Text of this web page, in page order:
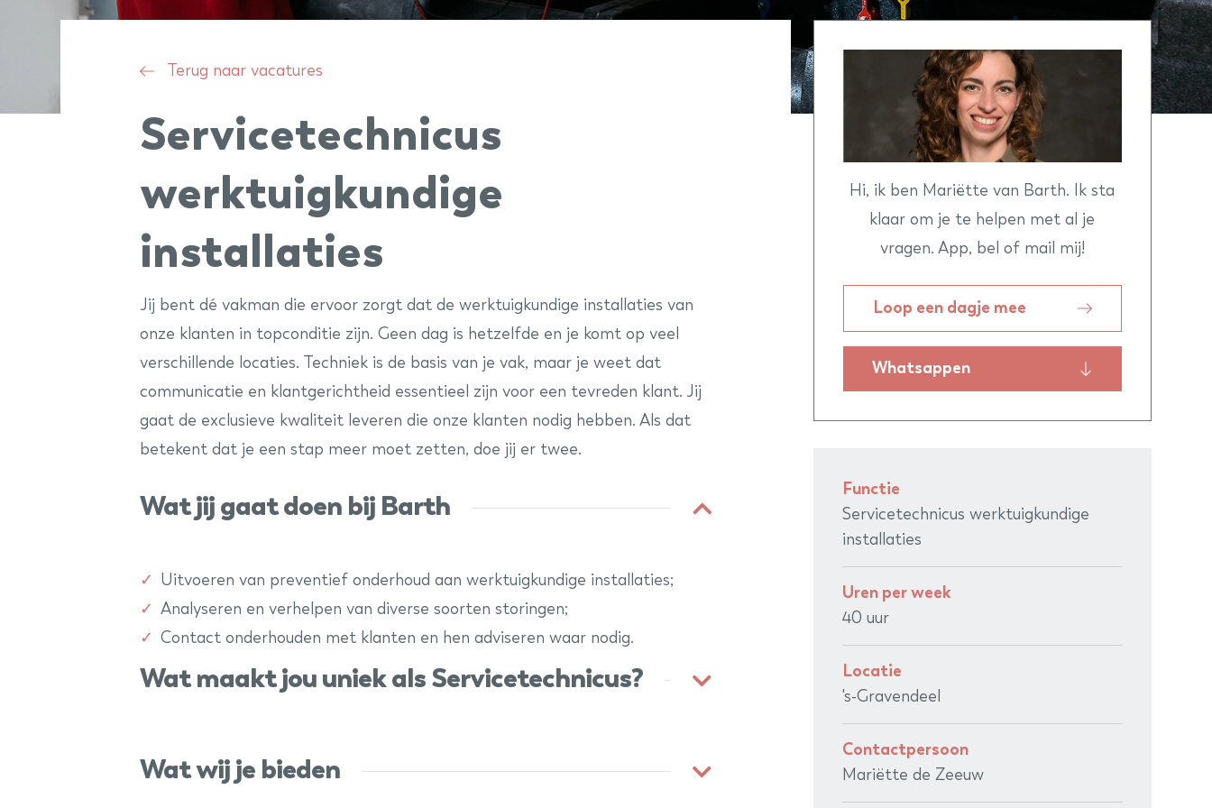
Terug naar vacatures
Servicetechnicus
werktuigkundige
installaties
Jij bent dé vakman die ervoor zorgt dat de werktuigkundige installaties van
onze klanten in topconditie zijn. Geen dag is hetzelfde en je komt op veel
verschillende locaties. Techniek is de basis van je vak, maar je weet dat
communicatie en klantgerichtheid essentieel zijn voor een tevreden klant. Jij
gaat de exclusieve kwaliteit leveren die onze klanten nodig hebben. Als dat
betekent dat je een stap meer moet zetten, doe jij er twee.
Hi, ik ben Mariëtte van Barth. Ik sta
klaar om je te helpen met al je
vragen. App, bel of mail mij!
Loop een dagje mee
Whatsappen
Functie
Servicetechnicus werktuigkundige
installaties
Uren per week
40 uur
Locatie
's-Gravendeel
Contactpersoon
Mariëtte de Zeeuw
Wat jij gaat doen bij Barth
Uitvoeren van preventief onderhoud aan werktuigkundige installaties;
Analyseren en verhelpen van diverse soorten storingen;
Contact onderhouden met klanten en hen adviseren waar nodig.
Wat maakt jou uniek als Servicetechnicus?
Wat wij je bieden